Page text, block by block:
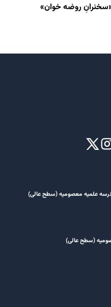
روضه خوان»
علمیه معصومیه‌ (سطح عالی)
(سطح عالی)